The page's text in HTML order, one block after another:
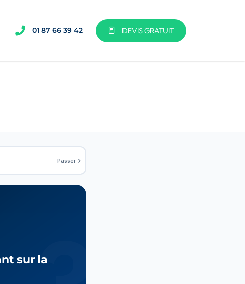
01 87 66 39 42 DEVIS GRATUIT
Passer
sur la